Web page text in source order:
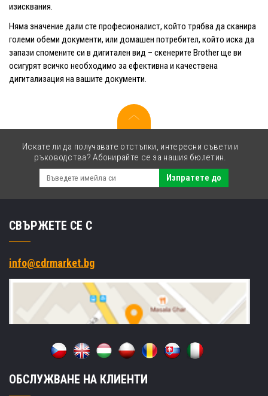
изисквания.
Няма значение дали сте професионалист, който трябва да сканира
големи обеми документи, или домашен потребител, който иска да
запази спомените си в дигитален вид – скенерите Brother ще ви
осигурят всичко необходимо за ефективна и качествена
дигитализация на вашите документи.
Искате ли да получавате отстъпки, интересни съвети и
ръководства? Абонирайте се за нашия бюлетин.
Изпратете до
СВЪРЖЕТЕ СЕ С
info@cdrmarket.bg
ОБСЛУЖВАНЕ НА КЛИЕНТИ